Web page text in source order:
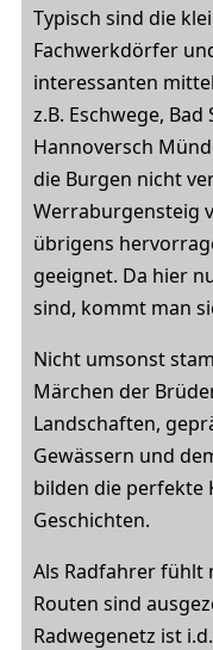
Typisch sind die
Fachwerkdörfer
interessanten
z.B. Eschwege,
Hannoversch
die Burgen nicht
Werraburgensteig
übrigens
geeignet. Da hier
sind, kommt man
Nicht umsonst
Märchen der
Landschaften,
Gewässern und
bilden die perfekte
Geschichten.
Als Radfahrer fühlt
Routen sind
Radwegenetz ist